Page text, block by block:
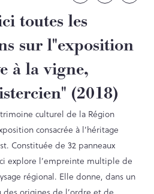
PATRIMOINE
toutes les
sur l"exposition
à la vigne,
(2018)
culturel de la Région
consacrée à l’héritage
Constituée de 32 panneaux
explore l’empreinte multiple de
régional. Elle donne, dans un